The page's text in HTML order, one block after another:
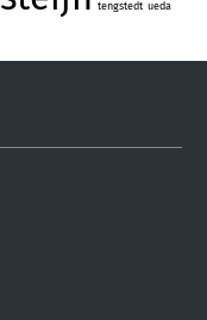
tengstedt ueda